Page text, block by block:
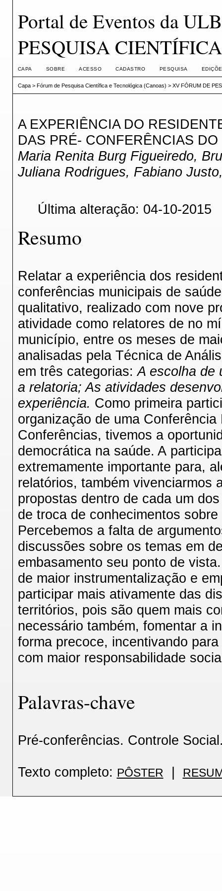
Portal de Eventos da
PESQUISA
CAPA SOBRE ACESSO CADASTRO PESQUISA
Capa> Fórum de Pesquisa Científica e Tecnológica (Canoas) > XV FÓRUM DE
A EXPERIÊNCIA DO
DAS PRÉ- CONFERÊNCIAS
Maria Renita Burg Figueiredo,
Juliana Rodrigues, Fabiano
Última alteração: 04-10-2015
Resumo
Relatar a experiência dos
conferências municipais de
qualitativo, realizado com nove
atividade como relatores de no
município, entre os meses de
analisadas pela Técnica de
em três categorias:A escolha de
a relatoria; As atividades
experiência. Como primeira
organização de uma
Conferências, tivemos a
democrática na saúde. A
extremamente importante para,
relatórios, também vivenciarmos
propostas dentro de cada um
de troca de conhecimentos
Percebemos a falta de
discussões sobre os temas em
embasamento seu ponto de
de maior instrumentalização e
participar mais ativamente das
territórios, pois são quem mais
necessário também, fomentar a
forma precoce, incentivando
com maior responsabilidade
Palavras-chave
Pré-conferências. Controle
Texto completo: PÔSTER |